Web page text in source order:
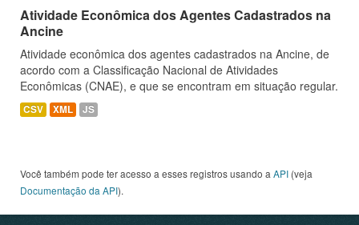
Atividade Econômica dos Agentes Cadastrados na
Ancine
Atividade econômica dos agentes cadastrados na Ancine, de
acordo com a Classificação Nacional de Atividades
Econômicas (CNAE), e que se encontram em situação regular.
CSV XML JS
Você também pode ter acesso a esses registros usando a API (veja
Documentação da API).